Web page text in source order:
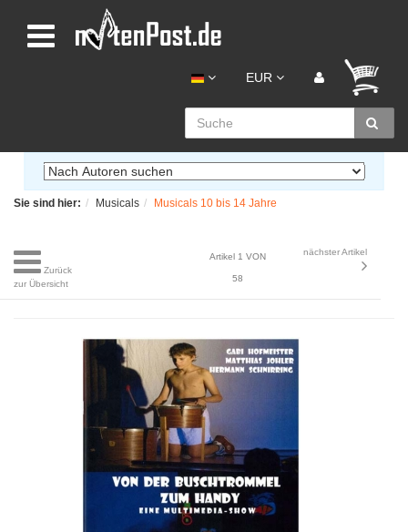
EUR
Sie sind hier: Musicals Musicals 10 bis 14 Jahre
Zurück
zur Übersicht
Artikel 1 VON
58
nächster Artikel